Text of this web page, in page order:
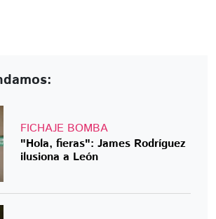
FICHAJE BOMBA
"Hola, fieras": James Rodríguez
ilusiona a León